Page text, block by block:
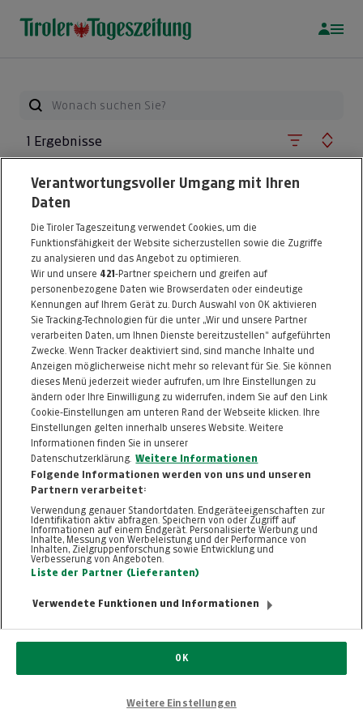
1 Ergebnisse
Hochzeitsshooting
Gutschein
Egranita Doci -
Storytelling
Photography
ab nur € 741,00
Artikel beendet
ZURÜCK NACH
OBEN
ALLE RECHTE VORBEHALTEN
Eigenbedarf. Eine Weiterverwendung und
Reproduktion über den persönlichen Gebrauch
FAQ HILFE IMPRESSUM AGB
KONTAKT DATENSCHUTZ
Cookie-Einstellungen
Verantwortungsvoller Umgang mit Ihren
Daten
Die Tiroler Tageszeitung verwendet Cookies, um die
Funktionsfähigkeit der Website sicherzustellen sowie die Zugriffe
zu analysieren und das Angebot zu optimieren.
Wir und unsere 421-Partner speichern und greifen auf
personenbezogene Daten wie Browserdaten oder eindeutige
Kennungen auf Ihrem Gerät zu. Durch Auswahl von OK aktivieren
Sie Tracking-Technologien für die unter „Wir und unsere Partner
verarbeiten Daten, um Ihnen Dienste bereitzustellen“ aufgeführten
Zwecke. Wenn Tracker deaktiviert sind, sind manche Inhalte und
Anzeigen möglicherweise nicht mehr so relevant für Sie. Sie können
dieses Menü jederzeit wieder aufrufen, um Ihre Einstellungen zu
ändern oder Ihre Einwilligung zu widerrufen, indem Sie auf den Link
Cookie-Einstellungen am unteren Rand der Webseite klicken. Ihre
Einstellungen gelten innerhalb unseres Website. Weitere
Informationen finden Sie in unserer
Datenschutzerklärung.
Weitere Informationen
Folgende Informationen werden von uns und unseren
Partnern verarbeitet:
Verwendung genauer Standortdaten. Endgeräteeigenschaften zur
Identifikation aktiv abfragen. Speichern von oder Zugriff auf
Informationen auf einem Endgerät. Personalisierte Werbung und
Inhalte, Messung von Werbeleistung und der Performance von
Inhalten, Zielgruppenforschung sowie Entwicklung und
Verbesserung von Angeboten.
Liste der Partner (Lieferanten)
Verwendete Funktionen und Informationen
OK
Weitere Einstellungen